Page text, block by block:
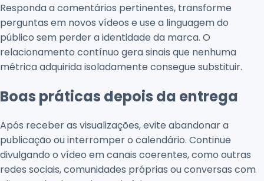
Responda a comentários pertinentes, transforme
perguntas em novos vídeos e use a linguagem do
público sem perder a identidade da marca. O
relacionamento contínuo gera sinais que nenhuma
métrica adquirida isoladamente consegue substituir.
Boas práticas depois da entrega
Após receber as visualizações, evite abandonar a
publicação ou interromper o calendário. Continue
divulgando o vídeo em canais coerentes, como outras
redes sociais, comunidades próprias ou conversas com